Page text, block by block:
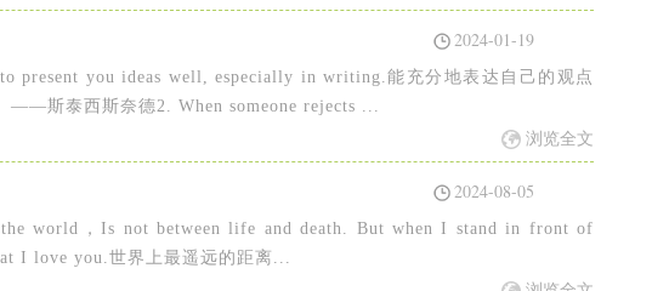
2024-01-19
present you ideas well, especially in writing.能充分地表达自己的观点
——斯泰西斯奈德2. When someone rejects ...
浏览全文
2024-08-05
world，Is not between life and death. But when I stand in front of
I love you.世界上最遥远的距离...